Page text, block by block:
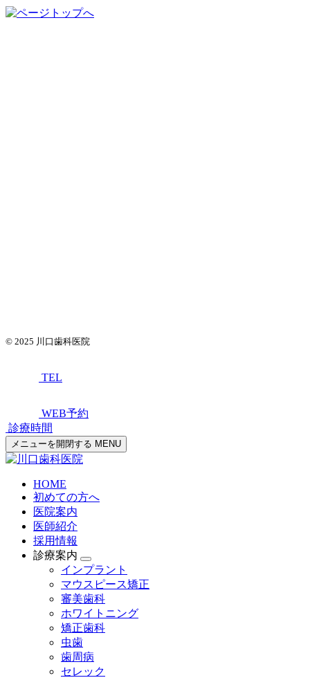
© 2025 川口歯科医院
TEL
WEB予約
診療時間
メニューを開閉する MENU
HOME
初めての方へ
医院案内
医師紹介
採用情報
診療案内
インプラント
マウスピース矯正
審美歯科
ホワイトニング
矯正歯科
虫歯
歯周病
セレック